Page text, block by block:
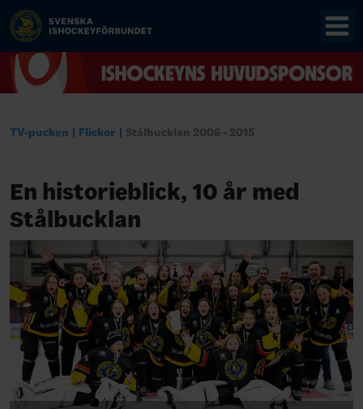
TV-pucken Flickor Stålbucklan 2006 - 2015
En historieblick, 10 år med
Stålbucklan